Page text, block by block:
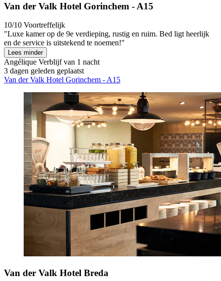
Van der Valk Hotel Gorinchem - A15
10/10 Voortreffelijk
"Luxe kamer op de 9e verdieping, rustig en ruim. Bed ligt heerlijk
en de service is uitstekend te noemen!"
Lees minder
Angélique Verblijf van 1 nacht
3 dagen geleden geplaatst
Van der Valk Hotel Gorinchem - A15
Van der Valk Hotel Breda